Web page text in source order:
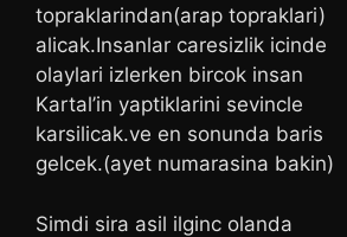
topraklarindan(arap topraklari)
alicak.Insanlar caresizlik icinde
olaylari izlerken bircok insan
Kartal’in yaptiklarini sevincle
karsilicak.ve en sonunda baris
gelcek.(ayet numarasina bakin)
Simdi sira asil ilginc olanda